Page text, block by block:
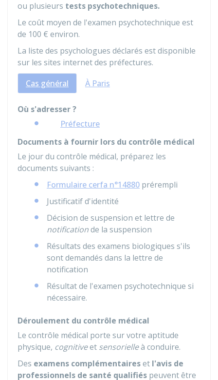
ou plusieurs tests psychotechniques.
Le coût moyen de l'examen psychotechnique est
de 100 € environ.
La liste des psychologues déclarés est disponible
sur les sites internet des préfectures.
Cas général
À Paris
Où s'adresser ?
Préfecture
Documents à fournir lors du contrôle médical
Le jour du contrôle médical, préparez les
documents suivants :
Formulaire cerfa n°14880 prérempli
Justificatif d'identité
Décision de suspension et lettre de
notificationde la suspension
Résultats des examens biologiques s'ils
sont demandés dans la lettre de
notification
Résultat de l'examen psychotechnique si
nécessaire.
Déroulement du contrôle médical
Le contrôle médical porte sur votre aptitude
physique, cognitiveet sensorielleà conduire.
Des examens complémentaireset l'avis de
professionnels de santé qualifiés peuvent être